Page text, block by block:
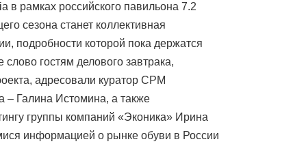
в рамках российского павильона 7.2
сезона станет коллективная
подробности которой пока держатся
гостям делового завтрака,
адресовали куратор CPM
– Галина Истомина, а также
группы компаний «Эконика» Ирина
информацией о рынке обуви в России